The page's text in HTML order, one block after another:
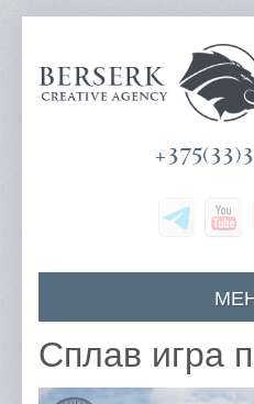
Главная
О компании
Сплав игра